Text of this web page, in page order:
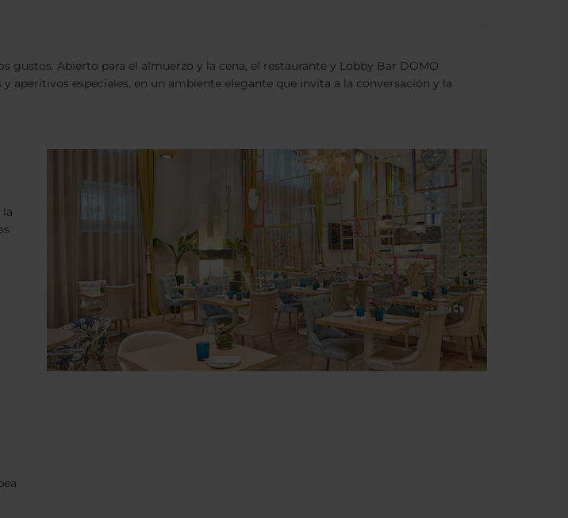
gustos. Abierto para el almuerzo y la cena, el restaurante y Lobby Bar DOMO
aperitivos especiales, en un ambiente elegante que invita a la conversación y la